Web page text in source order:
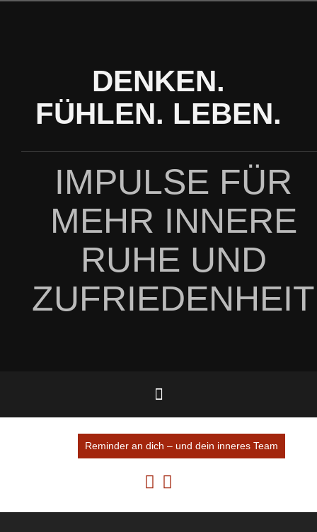
DENKEN.
FÜHLEN. LEBEN.
IMPULSE FÜR
MEHR INNERE
RUHE UND
ZUFRIEDENHEIT
Reminder an dich – und dein inneres Team